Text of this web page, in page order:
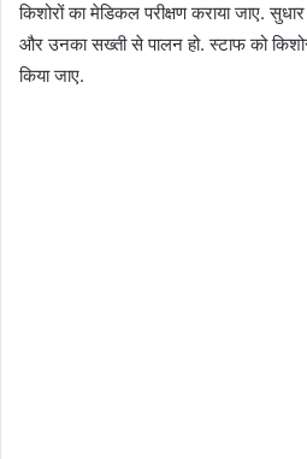
किशोरों का मेडिकल परीक्षण कराया जाए.
और उनका सख्ती से पालन हो. स्टाफ को
किया जाए.